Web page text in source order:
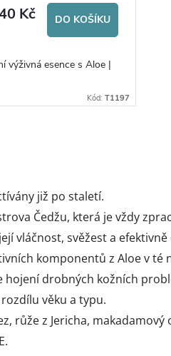
Kč DO KOŠÍKU
výživná esence s Aloe |
Kód: T1197
již po staletí.
Čedžu, která je vždy
vláčnost, svěžest a
komponentů z Aloe v té
drobných kožních
věku a typu.
růže z Jericha,